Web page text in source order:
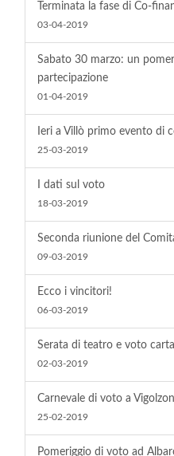
Terminata la fase di Co-
03-04-2019
Sabato 30 marzo: un
partecipazione
01-04-2019
Ieri a Villò primo evento di
25-03-2019
I dati sul voto
18-03-2019
Seconda riunione del
09-03-2019
Ecco i vincitori!
06-03-2019
Serata di teatro e voto
02-03-2019
Carnevale di voto a
25-02-2019
Pomeriggio di voto ad